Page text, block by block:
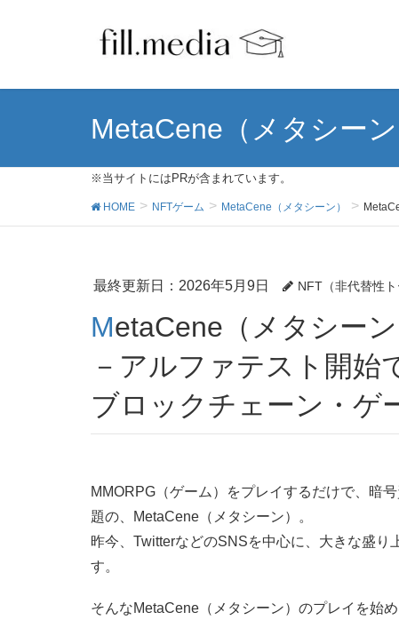
MetaCene（メタシーン
※当サイトにはPRが含まれています。
HOME NFTゲーム MetaCene（メタシーン）
最終更新日：2026年5月9日 NFT（非代替性
MetaCene（メタシーン）で仮想通貨は稼げるのか
－アルファテスト開始
ブロックチェーン・ゲ
MMORPG（ゲーム）をプレイするだけで、暗
題の、MetaCene（メタシーン）。
昨今、TwitterなどのSNSを中心に、大きな盛
す。
そんなMetaCene（メタシーン）のプレイを始